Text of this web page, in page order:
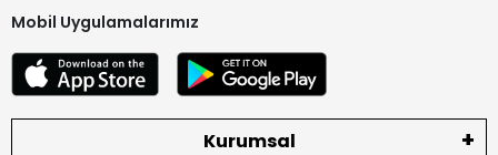
Mobil Uygulamalarımız
Kurumsal